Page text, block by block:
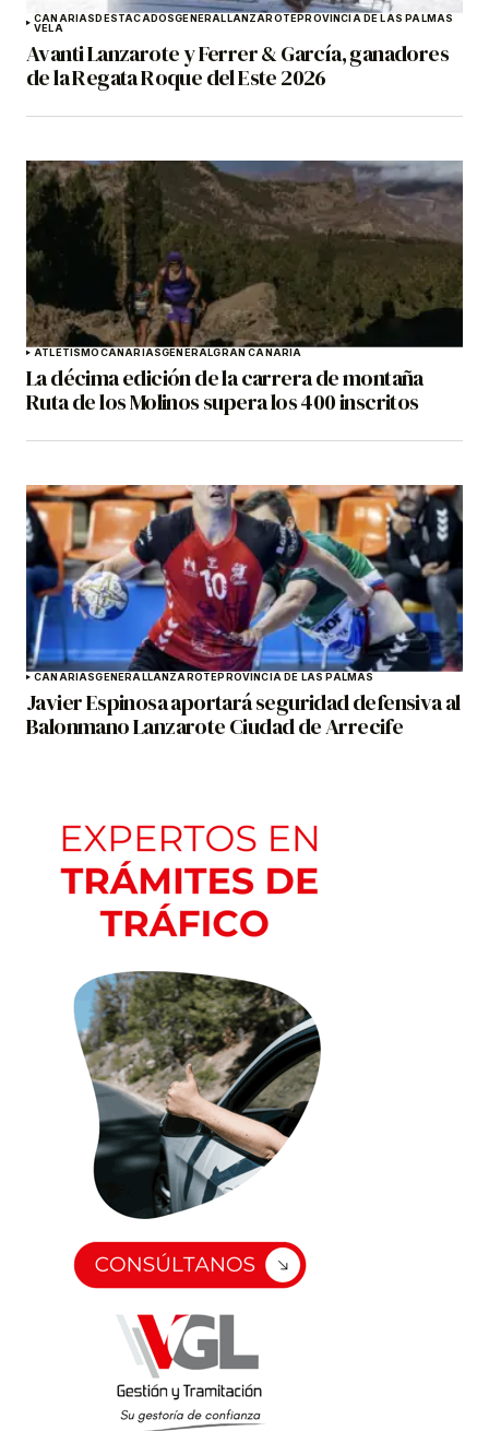
CANARIASDESTACADOSGENERALLANZAROTEPROVINCIA DE LAS PALMAS
VELA
Avanti Lanzarote y Ferrer & García, ganadores
de la Regata Roque del Este 2026
ATLETISMOCANARIASGENERALGRAN CANARIA
La décima edición de la carrera de montaña
Ruta de los Molinos supera los 400 inscritos
CANARIASGENERALLANZAROTEPROVINCIA DE LAS PALMAS
Javier Espinosa aportará seguridad defensiva al
Balonmano Lanzarote Ciudad de Arrecife